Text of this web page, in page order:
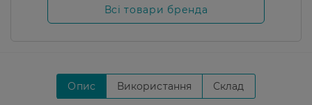
Всі товари бренда
Опис Використання Склад